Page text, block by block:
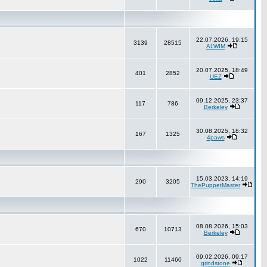
3139 28515
22.07.2026, 19:15
ALWIM
401 2852
20.07.2025, 18:49
UEZ
117 786
09.12.2025, 23:37
Berkeley
167 1325
30.08.2025, 18:32
4paws
290 3205
15.03.2023, 14:19
ThePuppetMaster
670 10713
08.08.2026, 15:03
Berkeley
1022 11460
09.02.2026, 09:17
grindstone